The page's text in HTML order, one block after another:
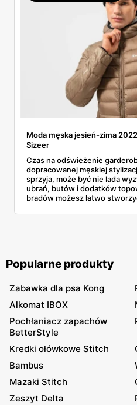
Moda męska jesień-zima
Sizeer
Czas na odświeżenie
dopracowanej męskiej
sprzyja, może być nie lada
ubrań, butów i dodatków
bradów możesz łatwo
się prezentował w ciągu
Popularne produkty
Zabawka dla psa Kong
Alkomat IBOX
Pochłaniacz zapachów
BetterStyle
Kredki ołówkowe Stitch
Bambus
Mazaki Stitch
Zeszyt Delta